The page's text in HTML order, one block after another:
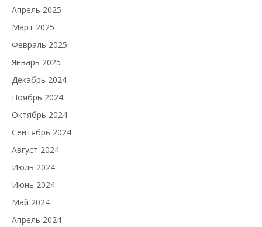
Апрель 2025
Март 2025
Февраль 2025
Январь 2025
Декабрь 2024
Ноябрь 2024
Октябрь 2024
Сентябрь 2024
Август 2024
Июль 2024
Июнь 2024
Май 2024
Апрель 2024